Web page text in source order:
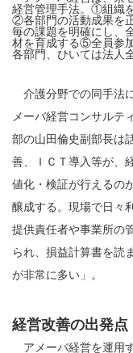
経営管理手法。①組織
②各部門の活動成果を
毎の課題を明確にし、
材を育成する⑤全員参
各部門、ひいては法人
介護分野での同手法
メーバ経営コンサルテ
部の山田倫史副部長は
善、ＩＣＴ導入等が、
値化・検証が行えるの
醸成する。現場で日々
提供責任者や事業所の
られ、損益計算書を読
が非常に多い」。
経営改善の出発点
アメーバ経営を運用